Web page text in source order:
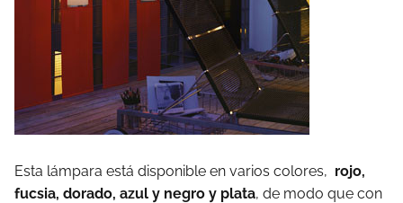
Esta lámpara está disponible en varios colores, rojo,
fucsia, dorado, azul y negro y plata, de modo que con